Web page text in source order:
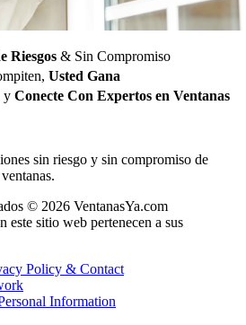
Riesgos & Sin Compromiso
Usted Gana
y Conecte Con Expertos en Ventanas
sin riesgo y sin compromiso de
© 2026 VentanasYa.com
este sitio web pertenecen a sus
Policy & Contact
Information